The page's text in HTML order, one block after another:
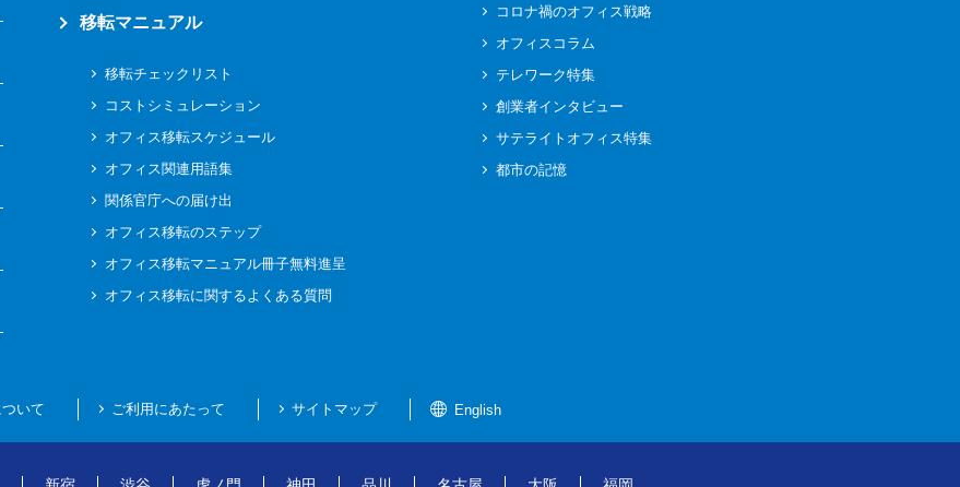
移転マニュアル
移転チェックリスト
コストシミュレーション
オフィス移転スケジュール
オフィス関連用語集
関係官庁への届け出
オフィス移転のステップ
オフィス移転マニュアル冊子無料進呈
オフィス移転に関するよくある質問
コロナ禍のオフィス戦略
オフィスコラム
テレワーク特集
創業者インタビュー
サテライトオフィス特集
都市の記憶
いて ご利用にあたって サイトマップ English